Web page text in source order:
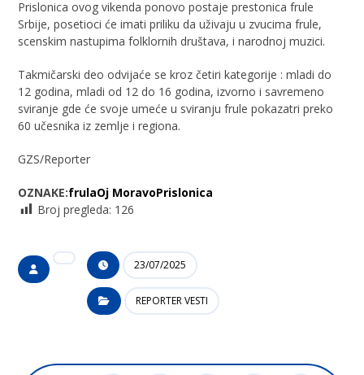
Prislonica ovog vikenda ponovo postaje prestonica frule
Srbije, posetioci će imati priliku da uživaju u zvucima frule,
scenskim nastupima folklornih društava, i narodnoj muzici.
Takmičarski deo odvijaće se kroz četiri kategorije : mladi do
12 godina, mladi od 12 do 16 godina, izvorno i savremeno
sviranje gde će svoje umeće u sviranju frule pokazatri preko
60 učesnika iz zemlje i regiona.
GZS/Reporter
OZNAKE:frulaOj MoravoPrislonica
Broj pregleda: 126
23/07/2025
REPORTER VESTI